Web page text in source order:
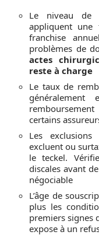
Le niveau de
appliquent une
franchise
problèmes de
actes
reste à charge
Le taux de
certains
Les
excluent ou
le teckel.
discales avant
négociable
L’âge de
plus les
premiers signes
expose à un